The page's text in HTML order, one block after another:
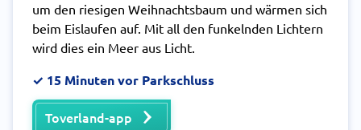
um den riesigen Weihnachtsbaum und wärmen sich
beim Eislaufen auf. Mit all den funkelnden Lichtern
wird dies ein Meer aus Licht.
✓ 15 Minuten vor Parkschluss
Toverland-app